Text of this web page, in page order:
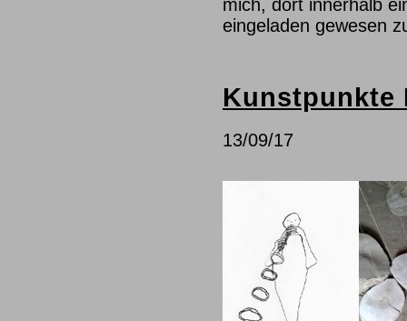
mich, dort innerhalb
eingeladen gewesen
Kunstpunkte
13/09/17